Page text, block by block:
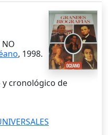
NO
, 1998.
cronológico de